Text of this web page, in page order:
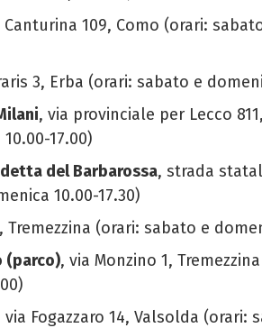
Canturina 109, Como (orari:
3, Erba (orari: sabato e
, via provinciale per Lecco
17.00)
del Barbarossa, strada
10.00-17.30)
, Tremezzina (orari: sabato e
(parco), via Monzino 1,
via Fogazzaro 14, Valsolda (orari: